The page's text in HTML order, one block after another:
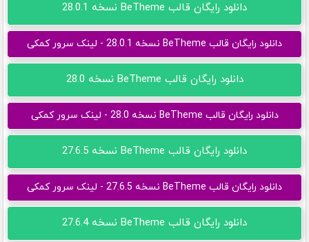
دانلود رایگان قالب BeTheme نسخه 28.0.1
دانلود رایگان قالب BeTheme نسخه 28.0.1 - لینک سرور کمکی
دانلود رایگان قالب BeTheme نسخه 28.0
دانلود رایگان قالب BeTheme نسخه 28.0 - لینک سرور کمکی
دانلود رایگان قالب BeTheme نسخه 27.6.5
دانلود رایگان قالب BeTheme نسخه 27.6.5 - لینک سرور کمکی
دانلود رایگان قالب BeTheme نسخه 27.6.4